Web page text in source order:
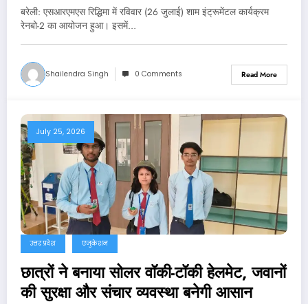
बरेली: एसआरएमएस रिद्धिमा में रविवार (26 जुलाई) शाम इंट्रूमेंटल कार्यक्रम
रेनबो-2 का आयोजन हुआ। इसमें…
Shailendra Singh 0 Comments Read More
July 25, 2026
उत्तर प्रदेश एजुकेशन
छात्रों ने बनाया सोलर वॉकी-टॉकी हेलमेट, जवानों
की सुरक्षा और संचार व्यवस्था बनेगी आसान